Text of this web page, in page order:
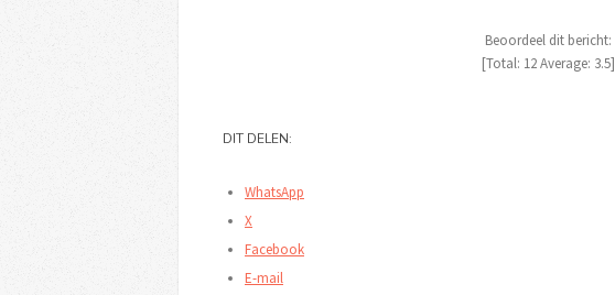
Beoordeel dit bericht:
[Total: 12Average: 3.5]
DIT DELEN:
WhatsApp
X
Facebook
E-mail